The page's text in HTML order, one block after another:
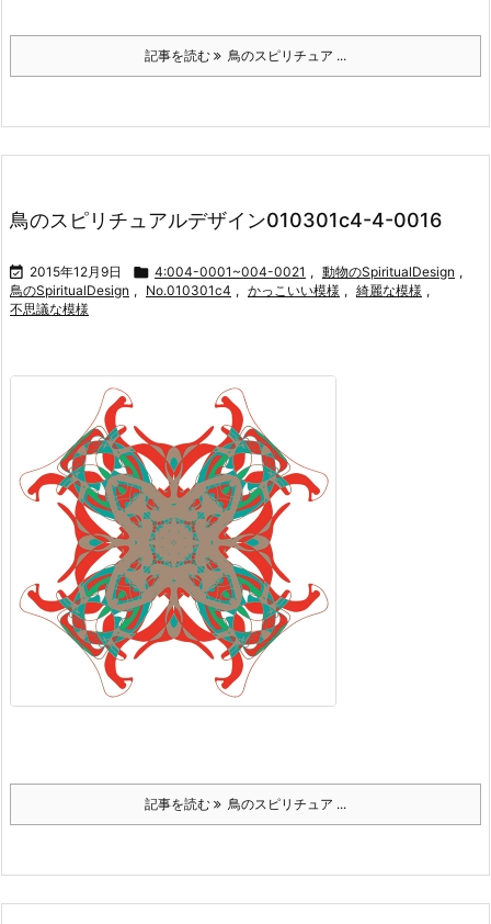
記事を読む 鳥のスピリチュア ...
鳥のスピリチュアルデザイン010301c4-4-0016
 2015年12月9日  4:004-0001~004-0021 , 動物のSpiritualDesign ,
鳥のSpiritualDesign , No.010301c4 , かっこいい模様 , 綺麗な模様 ,
不思議な模様
記事を読む 鳥のスピリチュア ...